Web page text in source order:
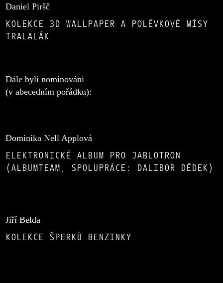
Daniel Piršč
KOLEKCE 3D WALLPAPER A POLÉVKOVÉ MÍSY
TRALALÁK
Dále byli nominováni
(v abecedním pořádku):
Dominika Nell Applová
ELEKTRONICKÉ ALBUM PRO JABLOTRON
(ALBUMTEAM, SPOLUPRÁCE: DALIBOR DĚDEK)
Jiří Belda
KOLEKCE ŠPERKŮ BENZINKY